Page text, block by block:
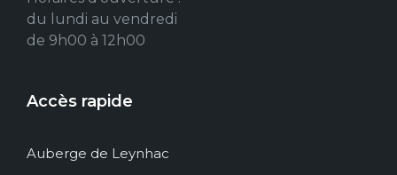
du lundi au vendredi
de 9h00 à 12h00
Accès rapide
Auberge de Leynhac